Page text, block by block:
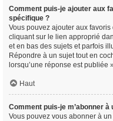
Comment puis-je ajouter aux
spécifique ?
Vous pouvez ajouter aux
cliquant sur le lien approprié
et en bas des sujets et parfois
Répondre à un sujet tout en
lorsqu’une réponse est
Haut
Comment puis-je m’abonner
Vous pouvez vous abonner à